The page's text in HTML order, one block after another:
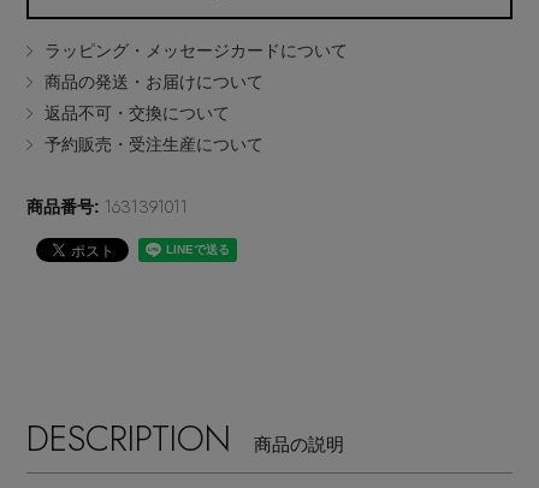
その他(傘・ハンカチ・時計など)
EDITOR'S CLOSET
メルマガ PICKUP
PERSONAL COLOR
ラッピング・メッセージカードについて
商品の発送・お届けについて
返品不可・交換について
予約販売・受注生産について
商品番号: 1631391011
DESCRIPTION 商品の説明